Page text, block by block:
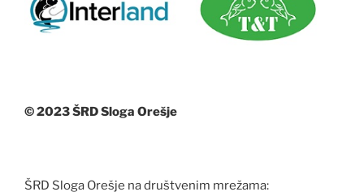
© 2023 ŠRD Sloga Orešje
ŠRD Sloga Orešje na društvenim mrežama: